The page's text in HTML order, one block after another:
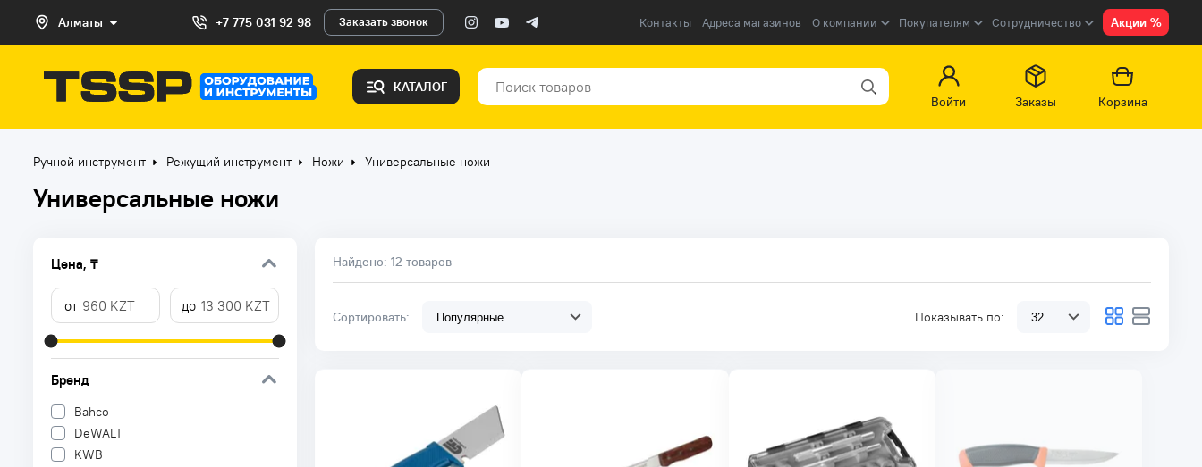
Алматы +7 775 031 92 98 Заказать звонок Контакты Адреса магазинов О компании Покупателям Сотрудничество Акции %
КАТАЛОГ
Войти
Заказы Корзина
Ручной инструмент Режущий инструмент Ножи Универсальные ножи
Универсальные ножи
Цена, ₸
Бренд
Bahco
DeWALT
KWB
Найдено: 12 товаров
Показывать по:
Сортировать: